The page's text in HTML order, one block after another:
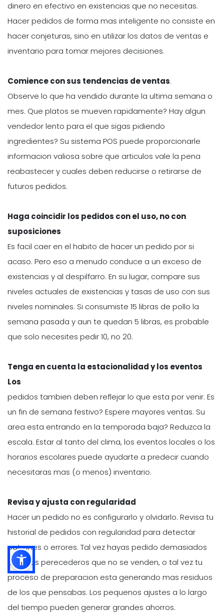
dinero en efectivo en existencias que no necesitas.
Hacer pedidos de forma mas inteligente no consiste en
hacer conjeturas, sino en utilizar los datos de ventas e
inventario para tomar mejores decisiones.
Comience con sus tendencias de ventas.
Observe lo que ha vendido durante la ultima semana o
mes. Que platos se mueven rapidamente? Hay algun
vendedor lento para el que sigas pidiendo
ingredientes? Su sistema POS puede proporcionarle
informacion valiosa sobre que articulos vale la pena
reabastecer y cuales deben reducirse o retirarse de
futuros pedidos.
Haga coincidir los pedidos con el uso, no con
suposiciones
Es facil caer en el habito de hacer un pedido por si
acaso. Pero eso a menudo conduce a un exceso de
existencias y al despilfarro. En su lugar, compare sus
niveles actuales de existencias y tasas de uso con sus
niveles nominales. Si consumiste 15 libras de pollo la
semana pasada y aun te quedan 5 libras, es probable
que solo necesites pedir 10, no 20.
Tenga en cuenta la estacionalidad y los eventos
Los
pedidos tambien deben reflejar lo que esta por venir. Es
un fin de semana festivo? Espere mayores ventas. Su
area esta entrando en la temporada baja? Reduzca la
escala. Estar al tanto del clima, los eventos locales o los
horarios escolares puede ayudarte a predecir cuando
necesitaras mas (o menos) inventario.
Revisa y ajusta con regularidad
Hacer un pedido no es configurarlo y olvidarlo. Revisa tu
historial de pedidos con regularidad para detectar
patrones o errores. Tal vez hayas pedido demasiados
articulos perecederos que no se venden, o tal vez tu
proceso de preparacion esta generando mas residuos
de los que pensabas. Los pequenos ajustes a lo largo
del tiempo pueden generar grandes ahorros.